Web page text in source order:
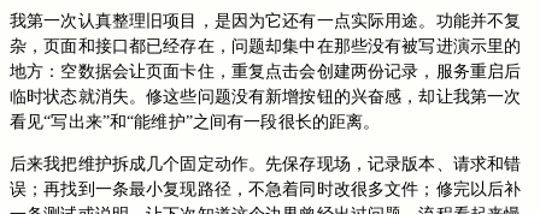
我第一次认真整理旧项目，是因为它还有一点实际用途。功能并不复
杂，页面和接口都已经存在，问题却集中在那些没有被写进演示里的
地方：空数据会让页面卡住，重复点击会创建两份记录，服务重启后
临时状态就消失。修这些问题没有新增按钮的兴奋感，却让我第一次
看见“写出来”和“能维护”之间有一段很长的距离。
后来我把维护拆成几个固定动作。先保存现场，记录版本、请求和错
误；再找到一条最小复现路径，不急着同时改很多文件；修完以后补